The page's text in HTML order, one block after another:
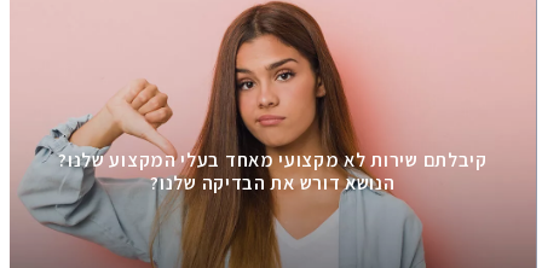
קיבלתם שירות לא מקצועי מאחד בעלי המקצוע שלנו?
הנושא דורש את הבדיקה שלנו?